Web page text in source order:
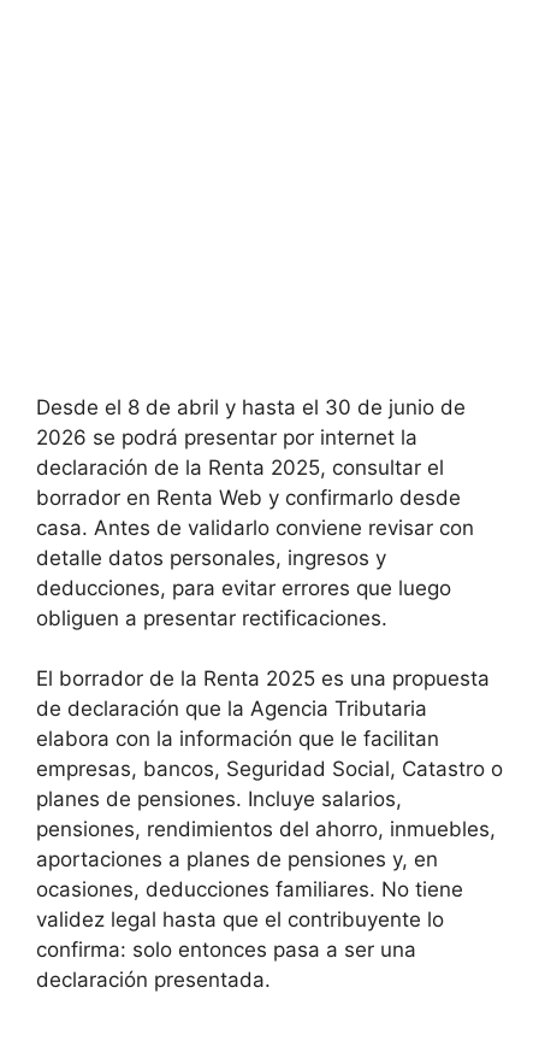
Desde el 8 de abril y hasta el 30 de junio de
2026 se podrá presentar por internet la
declaración de la Renta 2025, consultar el
borrador en Renta Web y confirmarlo desde
casa. Antes de validarlo conviene revisar con
detalle datos personales, ingresos y
deducciones, para evitar errores que luego
obliguen a presentar rectificaciones.
El borrador de la Renta 2025 es una propuesta
de declaración que la Agencia Tributaria
elabora con la información que le facilitan
empresas, bancos, Seguridad Social, Catastro o
planes de pensiones. Incluye salarios,
pensiones, rendimientos del ahorro, inmuebles,
aportaciones a planes de pensiones y, en
ocasiones, deducciones familiares. No tiene
validez legal hasta que el contribuyente lo
confirma: solo entonces pasa a ser una
declaración presentada.